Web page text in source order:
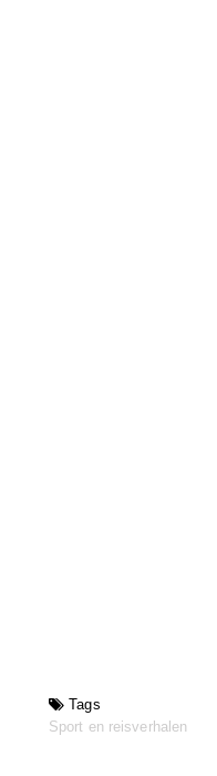
Tags
Sport en reisverhalen